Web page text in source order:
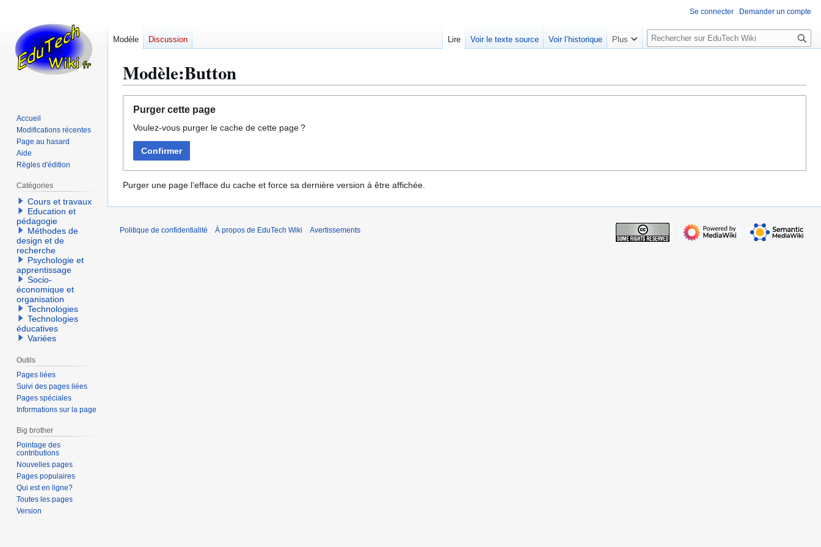
Modèle:Button
navigation
recherche
Purger cette page
Voulez-vous purger le cache de cette page ?
Confirmer
Purger une page l’efface du cache et force sa dernière version à être affichée.
Se connecter Demander un compte
Modèle Discussion Lire Voir le texte source Voir l’historique Plus
R
e
e
Accueil
Modifications récentes
Page au hasard
Aide
Règles d'édition
Catégories
Cours et travaux
Education et
pédagogie
Méthodes de
design et de
recherche
Psychologie et
apprentissage
Socio-
économique et
organisation
Technologies
Technologies
éducatives
Variées
Outils
Pages liées
Suivi des pages liées
Pages spéciales
Informations sur la page
Big brother
Pointage des
contributions
Nouvelles pages
Pages populaires
Qui est en ligne?
Toutes les pages
Version
Politique de confidentialité À propos de EduTech Wiki Avertissements